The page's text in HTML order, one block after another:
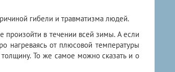
гибели и травматизма людей.
произойти в течении всей зимы. А если
нагреваясь от плюсовой температуры
То же самое можно сказать и о